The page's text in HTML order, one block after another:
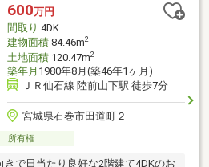
600万円
間取り 4DK
建物面積84.46m2
土地面積120.47m2
築年月 1980年8月(築46年1ヶ月)
ＪＲ仙石線 陸前山下駅 徒歩7分
宮城県石巻市田道町２
所有権
きで日当たり良好な2階建て4DKのお